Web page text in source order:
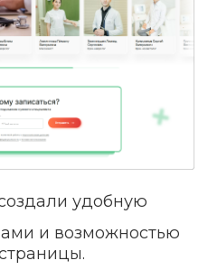
удобную
и возможностью